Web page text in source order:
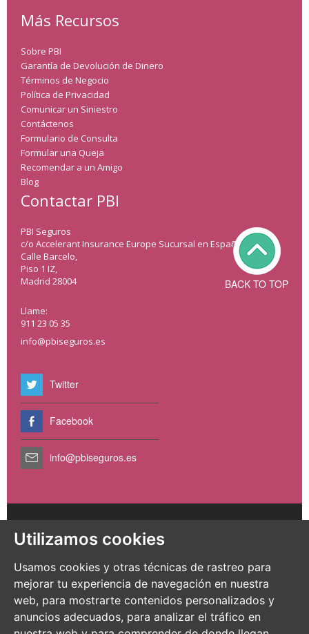
Utilizamos cookies
Usamos cookies y otras técnicas de rastreo para
mejorar tu experiencia de navegación en nuestra
web, para mostrarte contenidos personalizados y
anuncios adecuados, para analizar el tráfico en
Más Recursos
Sobre PBI
Garantía de Devolución de Dinero
Términos de Negocio
Política de Privacidad
Comunicar un Siniestro
Contáctenos
Formulario de Consulta
Formular una Queja
Recomendar a un Amigo
Blog
Contactar PBI
PBI Seguros
c/o Accelerant Insurance Europe Sucursal en España.
Calle Barcelo,
Piso 1 IZ,
Madrid 28004
Llame:
911 23 05 35
info@pbiseguros.es
Twitter
Facebook
info@pbiseguros.es
BACK TO TOP
mascotas en España y cumple con la normativa de los servicios
financieros de la Unión Europea. PBI Seguros es el nombre
operativo en España de LRMS Europe Limited, regulado por el
Banco Central Irlandés y permite operar en toda la Unión
Europea.
Copyright © 2026 PBI Seguros™. Todos los Derechos
Reservados